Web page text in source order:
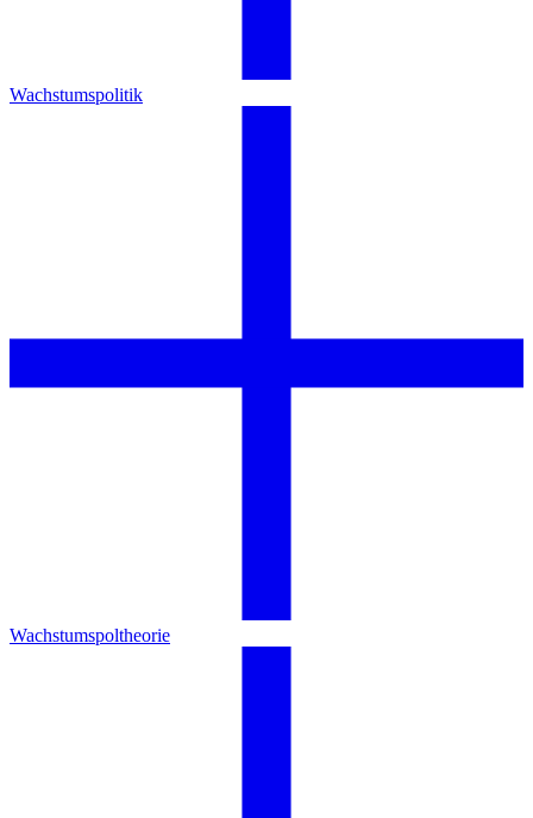
Wachstumspolitik
Wachstumspoltheorie